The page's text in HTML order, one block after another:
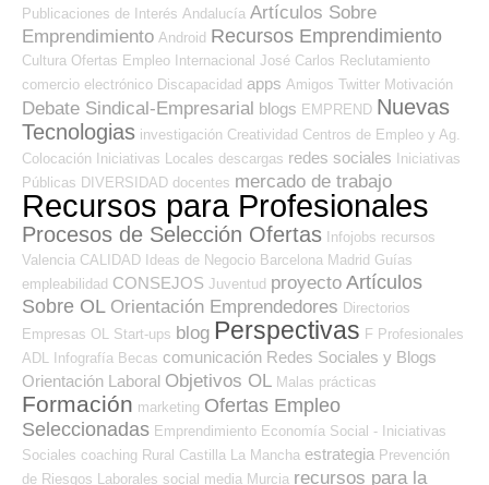
Publicaciones de Interés Andalucía Artículos Sobre
Emprendimiento Android Recursos Emprendimiento
Cultura Ofertas Empleo Internacional José Carlos Reclutamiento
comercio electrónico Discapacidad apps Amigos Twitter Motivación
Debate Sindical-Empresarial blogs EMPREND Nuevas
Tecnologias investigación Creatividad Centros de Empleo y Ag.
Colocación
Iniciativas Locales descargas redes sociales
Iniciativas
Públicas DIVERSIDAD docentes mercado de trabajo
Recursos para Profesionales
Procesos de Selección Ofertas Infojobs recursos
Valencia CALIDAD Ideas de Negocio Barcelona Madrid Guías
empleabilidad CONSEJOS Juventud proyecto Artículos
Sobre OL Orientación Emprendedores Directorios
Empresas OL
Start-ups blog Perspectivas F Profesionales
ADL
Infografía Becas comunicación Redes Sociales y Blogs
Orientación Laboral Objetivos OL Malas prácticas
Formación marketing Ofertas Empleo
Seleccionadas Emprendimiento Economía Social - Iniciativas
Sociales coaching Rural Castilla La Mancha estrategia Prevención
de Riesgos Laborales social media Murcia recursos para la